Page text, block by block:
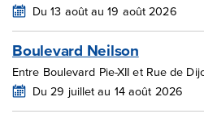
Du 13 août au 19 août 2026
Boulevard Neilson
Entre Boulevard Pie-XII et Rue de
Du 29 juillet au 14 août 2026